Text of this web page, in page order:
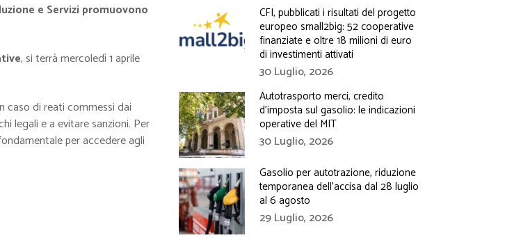
e Servizi promuovono
, si terrà mercoledì 1 aprile
caso di reati commessi dai
legali e a evitare sanzioni. Per
per accedere agli
CFI, pubblicati i risultati del progetto
europeo small2big: 52 cooperative
finanziate e oltre 18 milioni di euro
di investimenti attivati
30 Luglio, 2026
Autotrasporto merci, credito
d’imposta sul gasolio: le indicazioni
operative del MIT
30 Luglio, 2026
Gasolio per autotrazione, riduzione
temporanea dell’accisa dal 28 luglio
al 6 agosto
29 Luglio, 2026